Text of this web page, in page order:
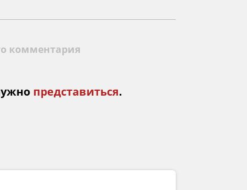
комментария
представиться.